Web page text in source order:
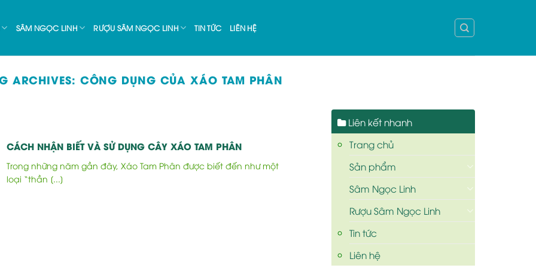
SÂM NGỌC LINH RƯỢU SÂM NGỌC LINH TIN TỨC LIÊN HỆ
ARCHIVES: CÔNG DỤNG CỦA XÁO TAM PHÂN
CÁCH NHẬN BIẾT VÀ SỬ DỤNG CÂY XÁO TAM PHÂN
Trong những năm gần đây, Xáo Tam Phân được biết đến như một
loại “thần [...]
Liên kết nhanh
Trang chủ
Sản phẩm
Sâm Ngọc Linh
Rượu Sâm Ngọc Linh
Tin tức
Liên hệ